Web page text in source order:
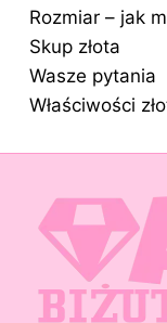
Rozmiar – jak
Skup złota
Wasze pytania
Właściwości